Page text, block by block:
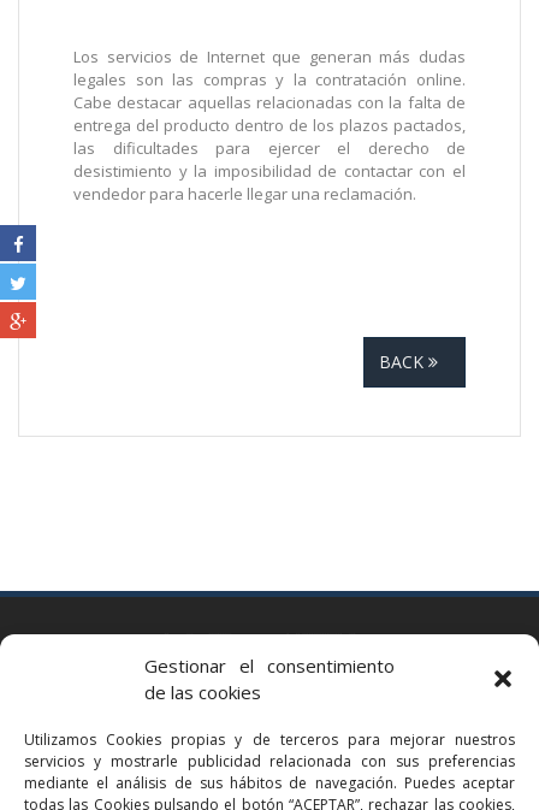
Gestionar el consentimiento
de las cookies
Utilizamos Cookies propias y de terceros para mejorar nuestros
servicios y mostrarle publicidad relacionada con sus preferencias
mediante el análisis de sus hábitos de navegación. Puedes aceptar
todas las Cookies pulsando el botón “ACEPTAR”, rechazar las cookies,
Los servicios de Internet que generan más dudas
legales son las compras y la contratación online.
Cabe destacar aquellas relacionadas con la falta de
entrega del producto dentro de los plazos pactados,
las dificultades para ejercer el derecho de
desistimiento y la imposibilidad de contactar con el
vendedor para hacerle llegar una reclamación.
BACK
Via Augusta 2 bis, 3º, 08006 Barcelona
bcn@bellavistalegal.eu
GRANOLLERS